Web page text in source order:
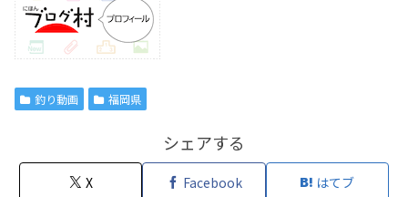
釣り動画 福岡県
シェアする
X Facebook はてブ